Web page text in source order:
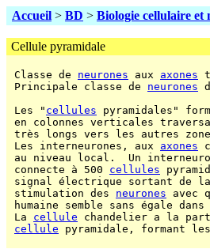
Accueil > BD > Biologie cellulaire et
Cellule pyramidale
Classe de neurones aux axones
Principale classe de neurones
Les " cellules pyramidales"
en colonnes verticales
très longs vers les autres
Les interneurones, aux axones
au niveau local.  Un
connecte à 500 cellules
signal électrique sortant de
stimulation des neurones avec
humaine semble sans égale
La cellule chandelier a la
cellule pyramidale, formant